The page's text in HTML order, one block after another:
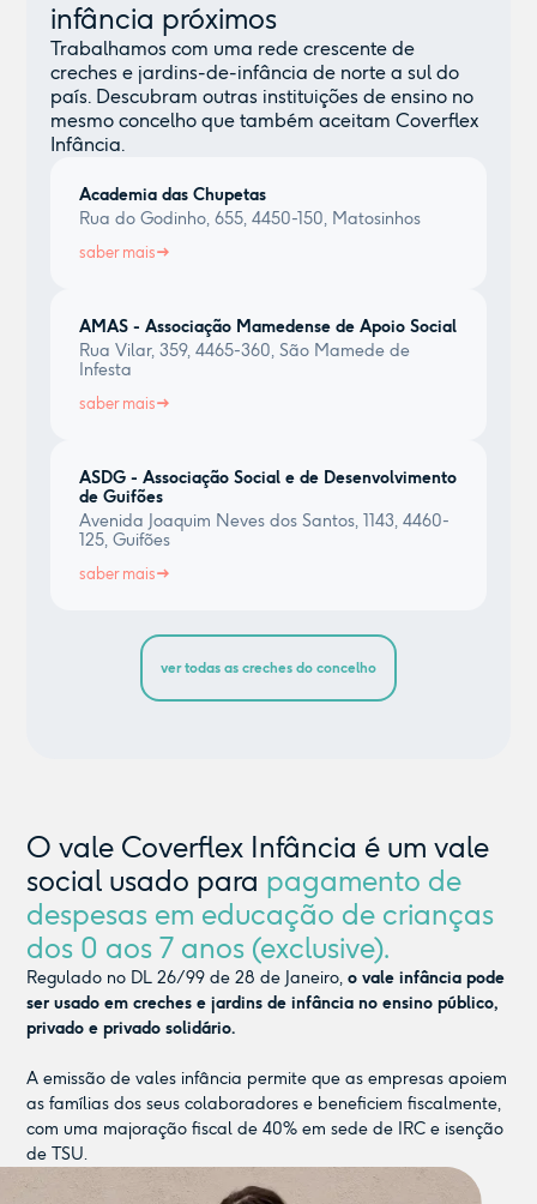
infância próximos
Trabalhamos com uma rede crescente de
creches e jardins-de-infância de norte a sul do
país. Descubram outras instituições de ensino no
mesmo concelho que também aceitam Coverflex
Infância.
Academia das Chupetas
Rua do Godinho, 655, 4450-150, Matosinhos
saber mais
AMAS - Associação Mamedense de Apoio Social
Rua Vilar, 359, 4465-360, São Mamede de
Infesta
saber mais
ASDG - Associação Social e de Desenvolvimento
de Guifões
Avenida Joaquim Neves dos Santos, 1143, 4460-
125, Guifões
saber mais
ver todas as creches do concelho
O vale Coverflex Infância é um vale
social usado para pagamento de
despesas em educação de crianças
dos 0 aos 7 anos (exclusive).
Regulado no DL 26/99 de 28 de Janeiro,o vale infância pode
ser usado em creches e jardins de infância no ensino público,
privado e privado solidário.
A emissão de vales infância permite que as empresas apoiem
as famílias dos seus colaboradores e beneficiem fiscalmente,
com uma majoração fiscal de 40% em sede de IRC e isenção
de TSU.